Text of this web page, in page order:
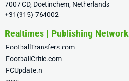
7007 CD, Doetinchem, Netherlands
+31(315)-764002
Realtimes | Publishing Network
FootballTransfers.com
FootballCritic.com
FCUpdate.nl